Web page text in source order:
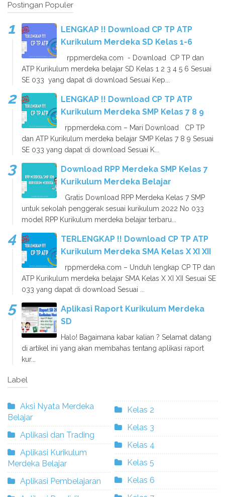
Postingan Populer
LENGKAP !! Download CP TP ATP
Kurikulum Merdeka SD Kelas 1-6
rppmerdeka.com - Download CP TP dan
ATP Kurikulum merdeka belajar SD Kelas 1 2 3 4 5 6 Sesuai
SE 033 yang dapat di download Sesuai Kep...
LENGKAP !! Download CP TP ATP
Kurikulum Merdeka SMP Kelas 7 8 9
rppmerdeka.com – Mari Download CP TP
dan ATP Kurikulum merdeka belajar SMP Kelas 7 8 9 Sesuai
SE 033 yang dapat di download Sesuai K...
Download RPP Merdeka SMP Kelas 7
Kurikulum Merdeka Belajar
Gratis Download RPP Merdeka Kelas 7 SMP
untuk sekolah penggerak sesuai kurikulum 2022 No 033
model RPP Kurikulum merdeka belajar terbaru...
TERLENGKAP !! Download CP TP ATP
Kurikulum Merdeka SMA Kelas X XI XII
rppmerdeka.com – Unduh lengkap CP TP dan
ATP Kurikulum merdeka belajar SMA Kelas X XI XII Sesuai SE
033 yang dapat di download Sesuai ...
Aplikasi Raport Kurikulum Merdeka
SD
Halo! Bagaimana kabar kalian ? Selamat datang
di artikel ini yang akan membahas tentang aplikasi raport
kur...
Label
Aksi Nyata Merdeka
Belajar
Aplikasi dan Trading
Aplikasi Kurikulum
Merdeka Belajar
Aplikasi Pembelajaran
Kelas 2
Kelas 3
Kelas 4
Kelas 5
Kelas 6